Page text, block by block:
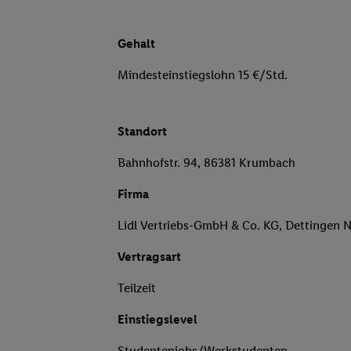
Gehalt
Mindesteinstiegslohn 15 €/Std.
Standort
Bahnhofstr. 94, 86381 Krumbach
Firma
Lidl Vertriebs-GmbH & Co. KG, Dettingen
Vertragsart
Teilzeit
Einstiegslevel